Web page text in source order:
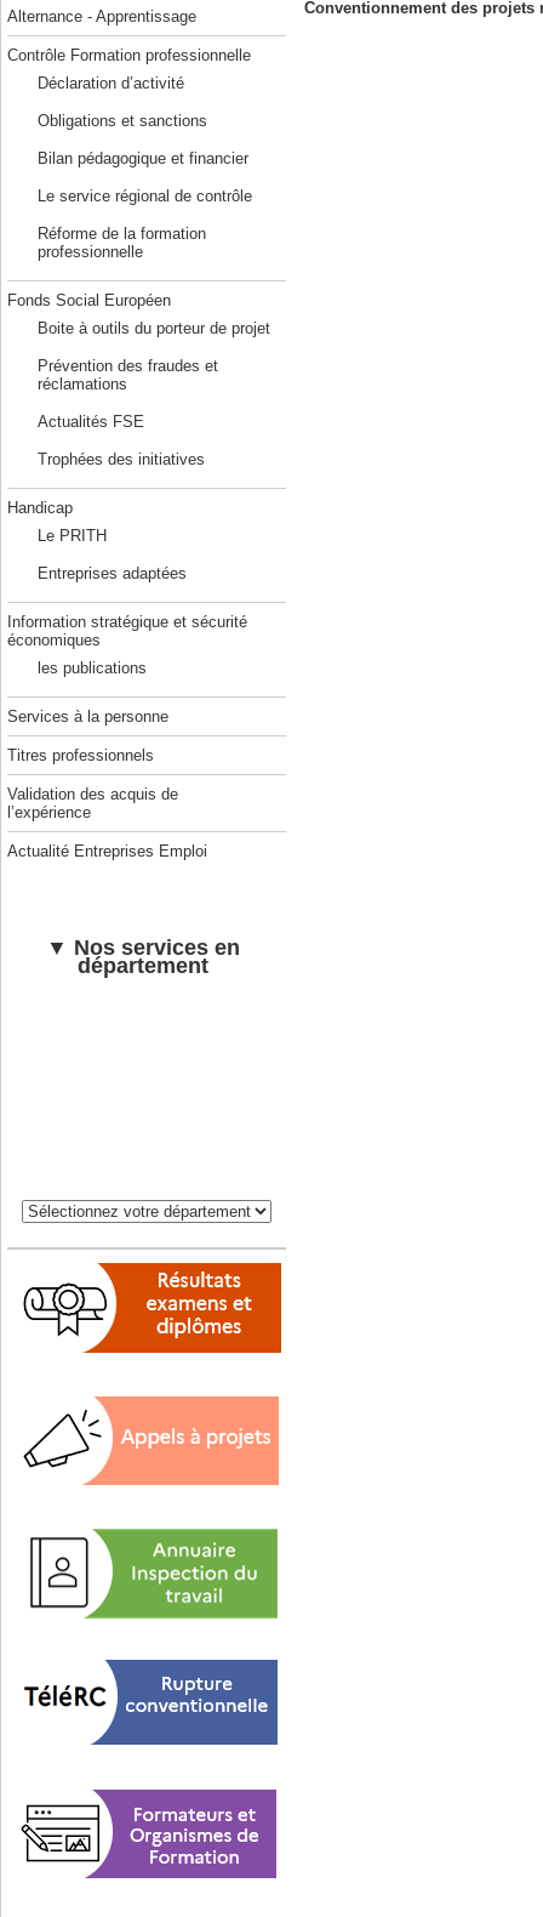
Alternance - Apprentissage
Contrôle Formation professionnelle
Déclaration d’activité
Obligations et sanctions
Bilan pédagogique et financier
Le service régional de contrôle
Réforme de la formation
professionnelle
Fonds Social Européen
Boite à outils du porteur de projet
Prévention des fraudes et
réclamations
Actualités FSE
Trophées des initiatives
Handicap
Le PRITH
Entreprises adaptées
Information stratégique et sécurité
économiques
les publications
Services à la personne
Titres professionnels
Validation des acquis de
l’expérience
Actualité Entreprises Emploi
▼ Nos services en
département
Conventionnement des projets